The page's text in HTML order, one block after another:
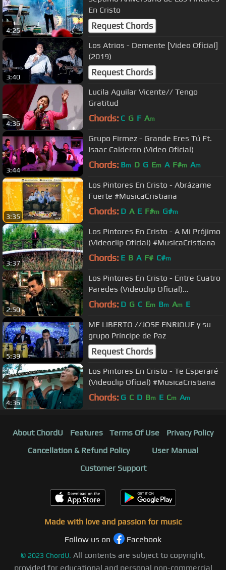
4:25
En Cristo
Request Chords
3:40
Los Atrios - Demente [Video Oficial]
(2019)
Request Chords
4:36
Lucila Aguilar Vicente// Tengo
Gratitud
Chords: C G F Am
3:44
Grupo Firmez - Grande Eres Tú Ft.
Isaac Calderon (Video Oficial)
Chords: Bm D G Em A F#m Am
3:35
Los Pintores En Cristo - Abrázame
Fuerte #MusicaCristiana
Chords: D A E F#m G#m
3:37
Los Pintores En Cristo - A Mi Prójimo
(Videoclip Oficial) #MusicaCristiana
Chords: E B A F# C#m
2:50
Los Pintores En Cristo - Entre Cuatro
Paredes (Videoclip Oficial)
#MusicaCristiana
Chords: D G C Em Bm Am E
5:39
ME LIBERTO //JOSE ENRIQUE y su
grupo Príncipe de Paz
Request Chords
4:36
Los Pintores En Cristo - Te Esperaré
(Videoclip Oficial) #MusicaCristiana
Chords: G C D Bm E Cm Am
About ChordU Features Terms Of Use
Privacy Policy
Cancellation & Refund Policy
User Manual
Customer Support
Made with love and passion for music
Follow us on
Facebook
© 2023 ChordU. All contents are subject to copyright,
provided for educational and personal non-commercial